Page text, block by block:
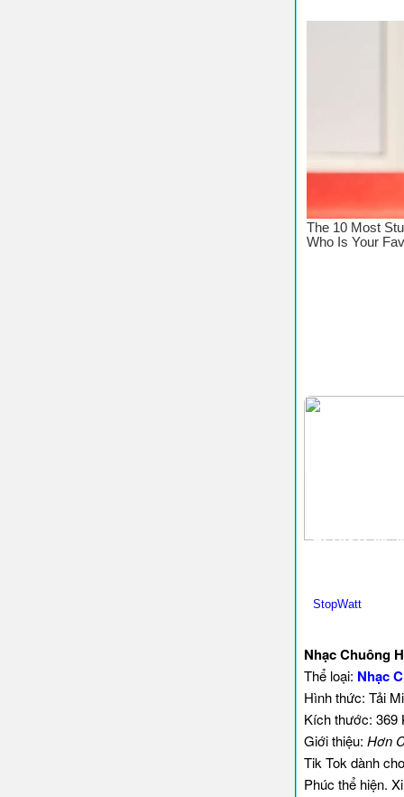
Nhạc Chuông
Thể loại: Nhạc
Hình thức: Tải
Kích thước: 369
Giới thiệu: Hơn
Tik Tok dành
Phúc thể hiện.